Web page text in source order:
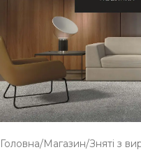
Головна/Магазин/Зняті з